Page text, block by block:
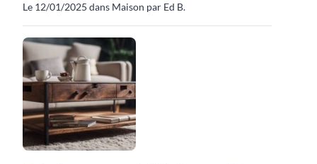
Le 12/01/2025 dans Maison par Ed B.